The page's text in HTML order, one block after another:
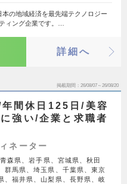
本の地域経済を最先端テクノロジー
ィング企業です。…
詳細へ
掲載期間 26/08/07～26/08/20
間休日125日/美容
強い/企業と求職者
ネーター
森県、岩手県、宮城県、秋田
群馬県、埼玉県、千葉県、東京
、福井県、山梨県、長野県、岐